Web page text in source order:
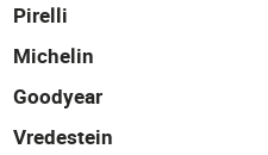
Pirelli
Michelin
Goodyear
Vredestein